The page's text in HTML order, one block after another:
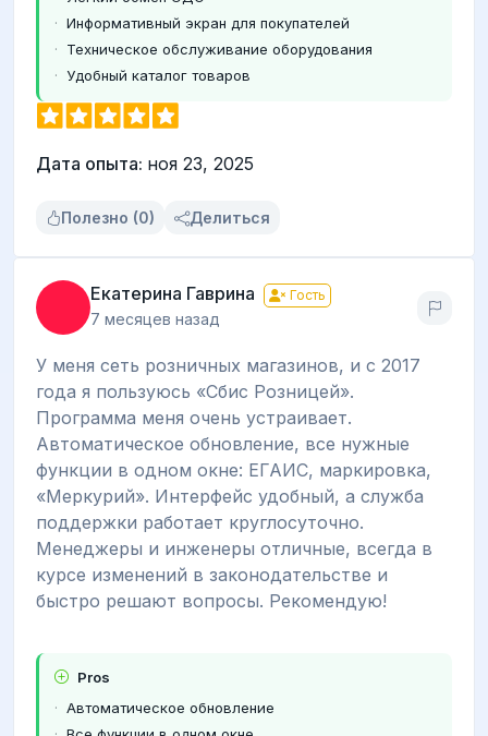
Информативный экран для покупателей
Техническое обслуживание оборудования
Удобный каталог товаров
Дата опыта: ноя 23, 2025
Полезно (0) Делиться
Екатерина Гаврина Гость
7 месяцев назад
У меня сеть розничных магазинов, и с 2017
года я пользуюсь «Сбис Розницей».
Программа меня очень устраивает.
Автоматическое обновление, все нужные
функции в одном окне: ЕГАИС, маркировка,
«Меркурий». Интерфейс удобный, а служба
поддержки работает круглосуточно.
Менеджеры и инженеры отличные, всегда в
курсе изменений в законодательстве и
быстро решают вопросы. Рекомендую!
Pros
Автоматическое обновление